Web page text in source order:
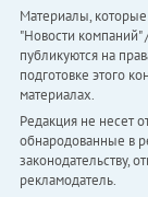
Материалы,
"Новости
публикуются на
подготовке этого
материалах.
Редакция не несет
обнародованные в
законодательству,
рекламодатель.